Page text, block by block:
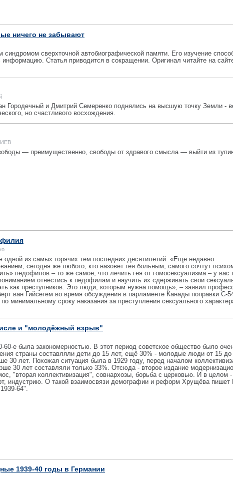
ничего не забывают
сверхточной автобиографической памяти. Его изучение
Статья приводится в сокращении. Оригинал читайте на
Городечный и Дмитрий Семеренко поднялись на высшую точку Земли -
но счастливого восхождения.
— преимущественно, свободы от здравого смысла — выйти из
одной из самых горячих тем последних десятилетий. «Еще недавно
сегодня же любого, кто назовет гея больным, самого сочтут
педофилов – то же самое, что лечить гея от гомосексуализма – у вас
отнестись к педофилам и научить их сдерживать свои
как преступников. Это люди, которым нужна помощь», – заявил
ван Гийсегем во время обсуждения в парламенте Канады поправки С-
минимальному сроку наказания за преступления сексуального
и "молодёжный взрыв"
60-е была закономерностью. В этот период советское общество было
страны составляли дети до 15 лет, ещё 30% - молодые люди от 15 до
30 лет. Похожая ситуация была в 1929 году, перед началом
30 лет составляли только 33%. Отсюда - второе издание
"вторая коллективизация", совнархозы, борьба с церковью. И в целом
индустрию. О такой взаимосвязи демографии и реформ Хрущёва пишет
64".
1939-40 годы в Германии